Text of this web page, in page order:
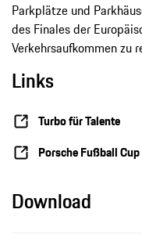
Parkplätze und
des Finales der
Verkehrsaufkommen zu
Links
Turbo für Talente
Porsche Fußball Cup
Download